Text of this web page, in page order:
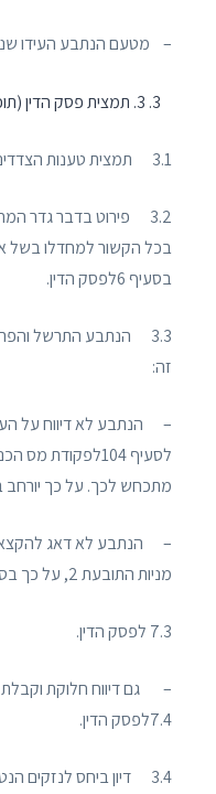
– מטעם הנתבע העידו
3. תמצית פסק הדין (תוכן עניינים)
3.1 תמצית טענות הצדדים יובאו בסעיפים 4ו-5לפסק הדין.
3.2 פירוט בדבר גדר
בסעיף 6לפסק הדין.
3.3 הנתבע התרשל
זה:
– הנתבע לא דיווח על
לסעיף
מתכחש לכך. על כך יורחב בסעיף
מניות התובעת 2, על כך בסעיף
7.3 לפסק הדין.
– גם דיווח חלוקת וקבלת
7.4לפסק הדין.
3.4 דיון ביחס לנזקים